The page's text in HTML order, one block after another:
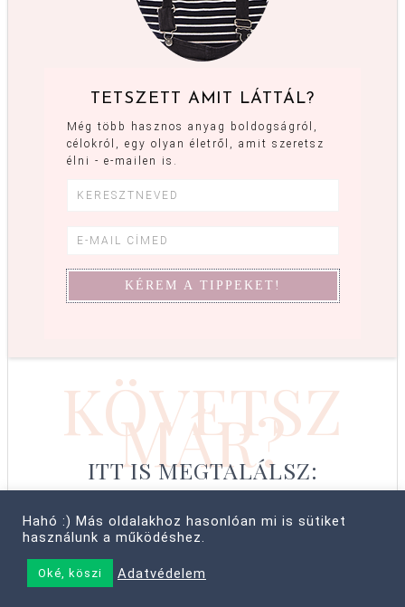
TETSZETT AMIT LÁTTÁL?
Még több hasznos anyag boldogságról,
célokról, egy olyan életről, amit szeretsz
élni - e-mailen is.
KÖVETSZ
MÁR?
ITT IS MEGTALÁLSZ:
© COPYRIGHT 2008–2026 CABBIT SUPREME LTD, FARKAS LÍVIA
• MINDEN JOG FENNTARTVA! ·
Hahó :) Más oldalakhoz hasonlóan mi is sütiket
használunk a működéshez.
Oké, köszi Adatvédelem